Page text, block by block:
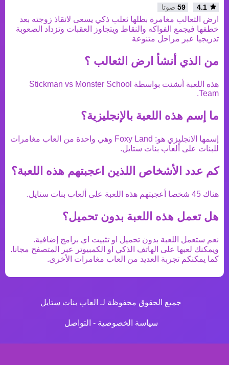
59 صوتا
ارض الثعالب مغامرة بطلها ثعلب ذكي يسعى لانقاذ زوجته بعد
خطفها فيجمع الفواكه والنقاط ويتجاوز العقبات وتزداد الصعوبة
تدريجيا عبر مراحل متنوعة
من الذي أنشأ ارض الثعالب ؟
هذه اللعبة أنشئت بواسطة Stickman vs Monster School
Team
.
ما إسم هذه اللعبة بالإنجليزية؟
إسمها الانجليزي هو: Foxy Land وهي واحدة من العاب مغامرات
للبنات على ألعاب بنات ستايل.
كم عدد الأشخاص اللذين اعجبتهم هذه اللعبة؟
هناك 45 شخصا أعجبتهم هذه اللعبة على ألعاب بنات ستايل.
هل تعمل هذه اللعبة بدون تحميل؟
نعم ستعمل اللعبة بدون تحميل او تثبيت اي برامج إضافية.
ويمكنك لعبها على الهاتف الذكي او الكمبيوتر عبر المتصفح مجانا.
كما يمكنكم تجربة العديد من العاب مغامرات الأخرى.
جميع الحقوق محفوظة لـ العاب بنات ستايل
سياسة الخصوصية - التواصل